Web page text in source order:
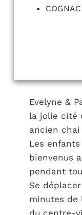
COGNAC
Evelyne &
la jolie cité
ancien
Les
bienvenus
pendant
Se
minutes de
du centre-